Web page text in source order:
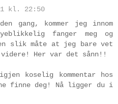
kl. 22:50
gang, kommer jeg innom
fanger meg og
slik måte at jeg bare vet
Her var det sånn!!
koselig kommentar hos
finne deg! Nå ligger du i